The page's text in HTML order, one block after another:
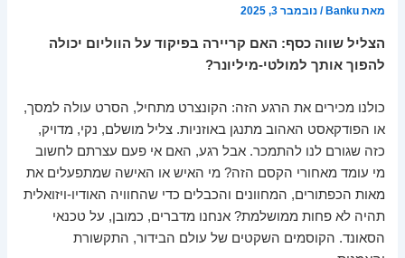
מאתBanku
/נובמבר 3, 2025
הצליל שווה כסף: האם קריירה בפיקוד על הווליום יכולה
להפוך אותך למולטי-מיליונר?
כולנו מכירים את הרגע הזה: הקונצרט מתחיל, הסרט עולה למסך,
או הפודקאסט האהוב מתנגן באוזניות. צליל מושלם, נקי, מדויק,
כזה שגורם לנו להתמכר. אבל רגע, האם אי פעם עצרתם לחשוב
מי עומד מאחורי הקסם הזה? מי האיש או האישה שמתפעלים את
מאות הכפתורים, המחוונים והכבלים כדי שהחוויה האודיו-ויזואלית
תהיה לא פחות ממושלמת? אנחנו מדברים, כמובן, על טכנאי
הסאונד. הקוסמים השקטים של עולם הבידור, התקשורת